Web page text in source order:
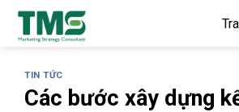
Skip
TIN TỨC
Các bước xây dựng